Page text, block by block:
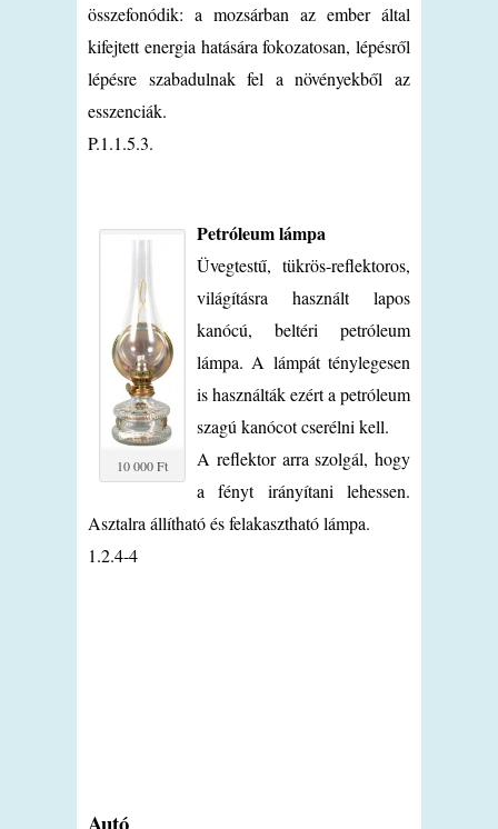
összefonódik: a mozsárban az ember által
kifejtett energia hatására fokozatosan, lépésről
lépésre szabadulnak fel a növényekből az
esszenciák.
P.1.1.5.3.
10 000 Ft
Petróleum lámpa
Üvegtestű, tükrös-reflektoros,
világításra használt lapos
kanócú, beltéri petróleum
lámpa. A lámpát ténylegesen
is használták ezért a petróleum
szagú kanócot cserélni kell.
A reflektor arra szolgál, hogy
a fényt irányítani lehessen.
Asztalra állítható és felakasztható lámpa.
1.2.4-4
Autó